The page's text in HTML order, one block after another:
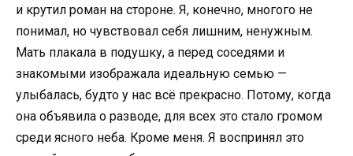
и крутил роман на стороне. Я, конечно, многого не
понимал, но чувствовал себя лишним, ненужным.
Мать плакала в подушку, а перед соседями и
знакомыми изображала идеальную семью —
улыбалась, будто у нас всё прекрасно. Потому, когда
она объявила о разводе, для всех это стало громом
среди ясного неба. Кроме меня. Я воспринял это